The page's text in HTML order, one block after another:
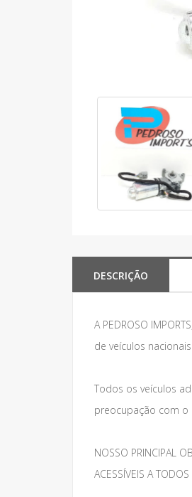
DESCRIÇÃO
A PEDROSO
de veículos
Todos os veículos
preocupação com o
NOSSO PRINCIPAL
ACESSÍVEIS A TODOS